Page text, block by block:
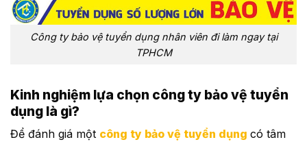
Công ty bảo vệ tuyển dụng nhân viên đi làm ngay tại
TPHCM
Kinh nghiệm lựa chọn công ty bảo vệ tuyển
dụng là gì?
Để đánh giá một công ty bảo vệ tuyển dụng có tâm